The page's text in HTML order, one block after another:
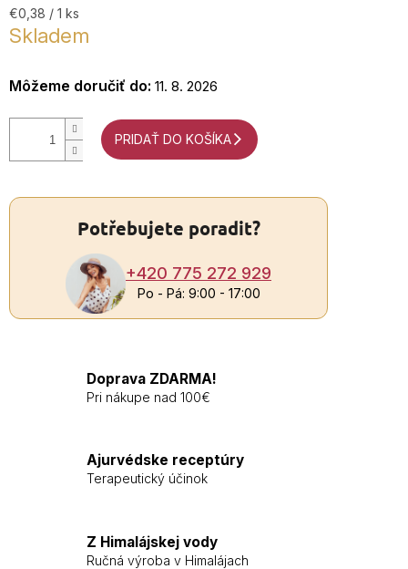
Jednotková
cena:
€0,38 / 1 ks
Skladem
Môžeme doručiť do: 11. 8. 2026
PRIDAŤ DO KOŠÍKA
Potřebujete poradit?
+420 775 272 929
Po - Pá: 9:00 - 17:00
Doprava ZDARMA!
Pri nákupe nad 100€
Ajurvédske receptúry
Terapeutický účinok
Z Himalájskej vody
Ručná výroba v Himalájach